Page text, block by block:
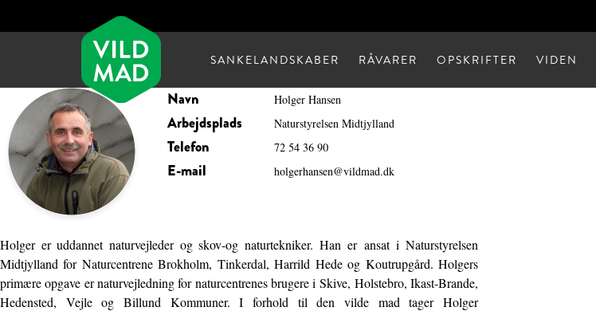
SANKELANDSKABER RÅVARER OPSKRIFTER VIDEN
Navn Holger Hansen
Arbejdsplads Naturstyrelsen Midtjylland
Telefon 72 54 36 90
E-mail holgerhansen@vildmad.dk
Holger er uddannet naturvejleder og skov-og naturtekniker. Han er ansat i Naturstyrelsen
Midtjylland for Naturcentrene Brokholm, Tinkerdal, Harrild Hede og Koutrupgård. Holgers
primære opgave er naturvejledning for naturcentrenes brugere i Skive, Holstebro, Ikast-Brande,
Hedensted, Vejle og Billund Kommuner. I forhold til den vilde mad tager Holger